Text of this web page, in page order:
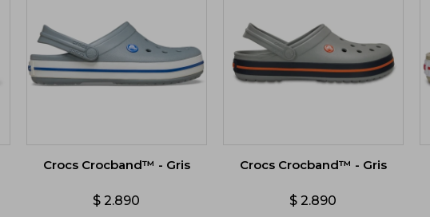
Crocs Crocband™ - Gris
$ 2.890
Crocs Crocband™ - Gris
$ 2.890